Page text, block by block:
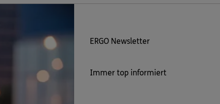
ERGO Newsletter
Immer top informiert